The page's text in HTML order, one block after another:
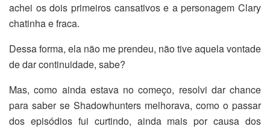
achei os dois primeiros cansativos e a personagem Clary
chatinha e fraca.
Dessa forma, ela não me prendeu, não tive aquela vontade
de dar continuidade, sabe?
Mas, como ainda estava no começo, resolvi dar chance
para saber se Shadowhunters melhorava, como o passar
dos episódios fui curtindo, ainda mais por causa dos